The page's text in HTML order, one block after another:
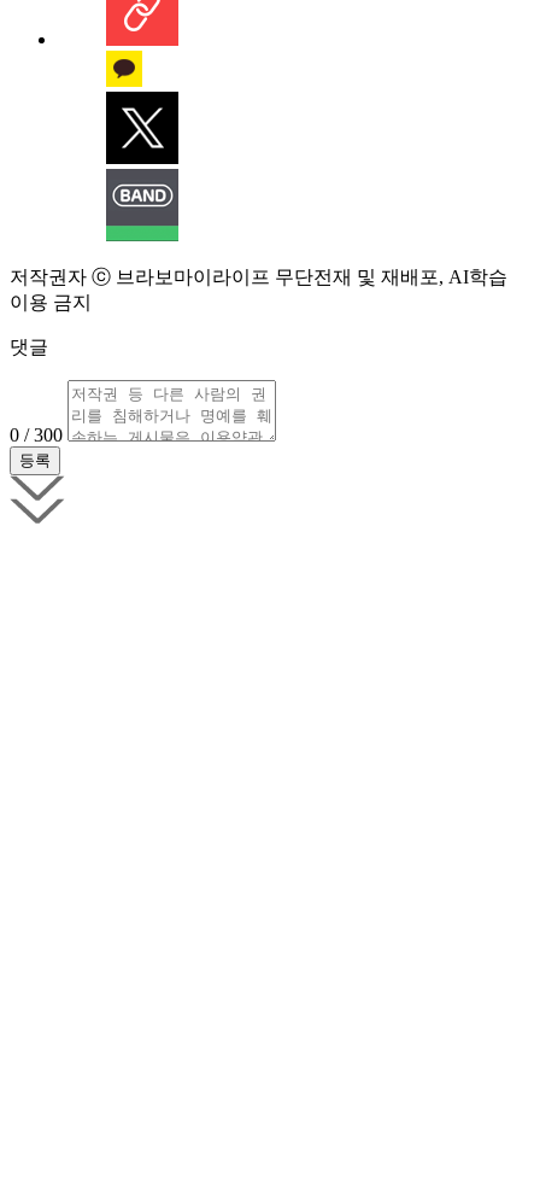
저작권자 ⓒ 브라보마이라이프 무단전재 및 재배포, AI학습
이용 금지
댓글
0 / 300